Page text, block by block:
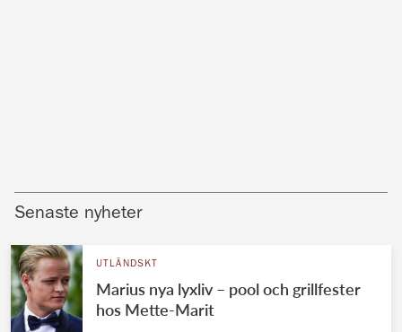
Senaste nyheter
UTLÄNDSKT
Marius nya lyxliv – pool och grillfester
hos Mette-Marit